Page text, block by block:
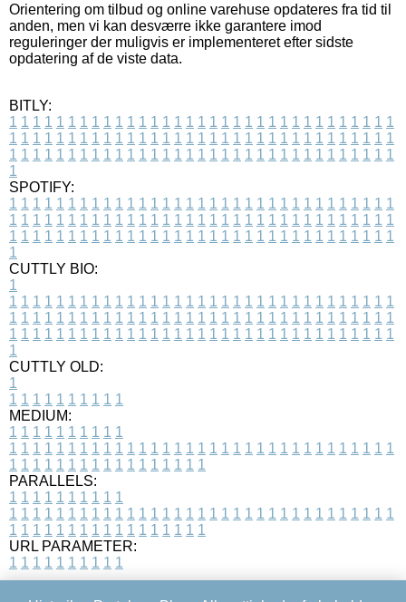
Orientering om tilbud og online varehuse opdateres fra tid til
anden, men vi kan desværre ikke garantere imod
reguleringer der muligvis er implementeret efter sidste
opdatering af de viste data.
BITLY:
1 1 1 1 1 1 1 1 1 1 1 1 1 1 1 1 1 1 1 1 1 1 1 1 1 1 1 1 1 1 1 1 1
1 1 1 1 1 1 1 1 1 1 1 1 1 1 1 1 1 1 1 1 1 1 1 1 1 1 1 1 1 1 1 1 1
1 1 1 1 1 1 1 1 1 1 1 1 1 1 1 1 1 1 1 1 1 1 1 1 1 1 1 1 1 1 1 1 1
1
SPOTIFY:
1 1 1 1 1 1 1 1 1 1 1 1 1 1 1 1 1 1 1 1 1 1 1 1 1 1 1 1 1 1 1 1 1
1 1 1 1 1 1 1 1 1 1 1 1 1 1 1 1 1 1 1 1 1 1 1 1 1 1 1 1 1 1 1 1 1
1 1 1 1 1 1 1 1 1 1 1 1 1 1 1 1 1 1 1 1 1 1 1 1 1 1 1 1 1 1 1 1 1
1
CUTTLY BIO:
1
1 1 1 1 1 1 1 1 1 1 1 1 1 1 1 1 1 1 1 1 1 1 1 1 1 1 1 1 1 1 1 1 1
1 1 1 1 1 1 1 1 1 1 1 1 1 1 1 1 1 1 1 1 1 1 1 1 1 1 1 1 1 1 1 1 1
1 1 1 1 1 1 1 1 1 1 1 1 1 1 1 1 1 1 1 1 1 1 1 1 1 1 1 1 1 1 1 1 1
1
CUTTLY OLD:
1
1 1 1 1 1 1 1 1 1 1
MEDIUM:
1 1 1 1 1 1 1 1 1 1
1 1 1 1 1 1 1 1 1 1 1 1 1 1 1 1 1 1 1 1 1 1 1 1 1 1 1 1 1 1 1 1 1
1 1 1 1 1 1 1 1 1 1 1 1 1 1 1 1 1
PARALLELS:
1 1 1 1 1 1 1 1 1 1
1 1 1 1 1 1 1 1 1 1 1 1 1 1 1 1 1 1 1 1 1 1 1 1 1 1 1 1 1 1 1 1 1
1 1 1 1 1 1 1 1 1 1 1 1 1 1 1 1 1
URL PARAMETER:
1 1 1 1 1 1 1 1 1 1